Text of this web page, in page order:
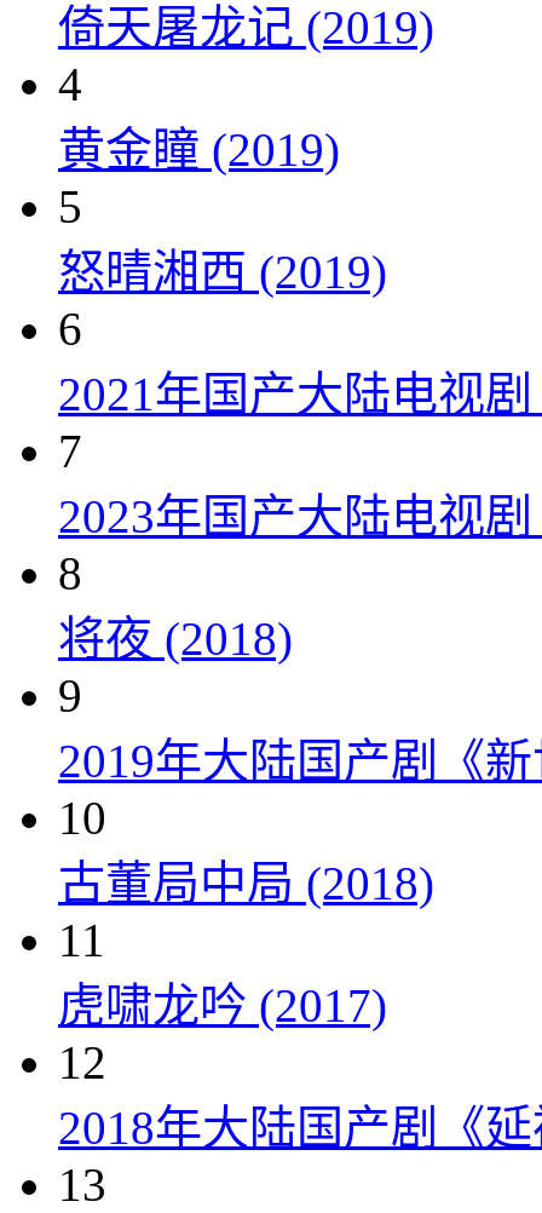
倚天屠龙记 (2019)
4
黄金瞳 (2019)
5
怒晴湘西 (2019)
6
2021年国产大陆电视
7
2023年国产大陆电视
8
将夜 (2018)
9
2019年大陆国产剧《
10
古董局中局 (2018)
11
虎啸龙吟 (2017)
12
2018年大陆国产剧《
13